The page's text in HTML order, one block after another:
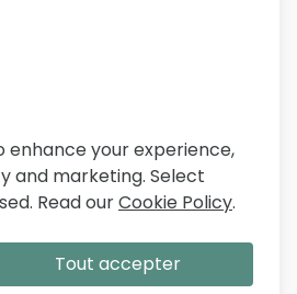
enhance your experience,
and marketing. Select
Read ourCookie Policy.
Tout accepter
la salle à manger, la
compétitifs et un service
en France à aménager